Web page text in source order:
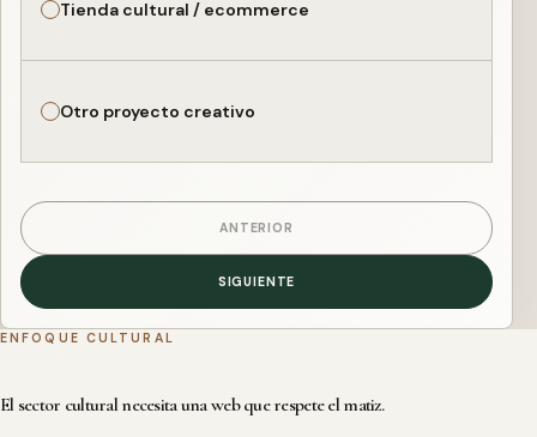
Tienda cultural / ecommerce
Otro proyecto creativo
ANTERIOR
SIGUIENTE
ENFOQUE CULTURAL
El sector cultural necesita una web que respete el matiz.